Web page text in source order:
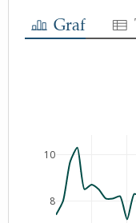
Graf
8
10